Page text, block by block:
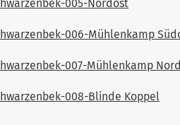
005-Nordost
006-Mühlenkamp
007-Mühlenkamp Nord
008-Blinde Koppel